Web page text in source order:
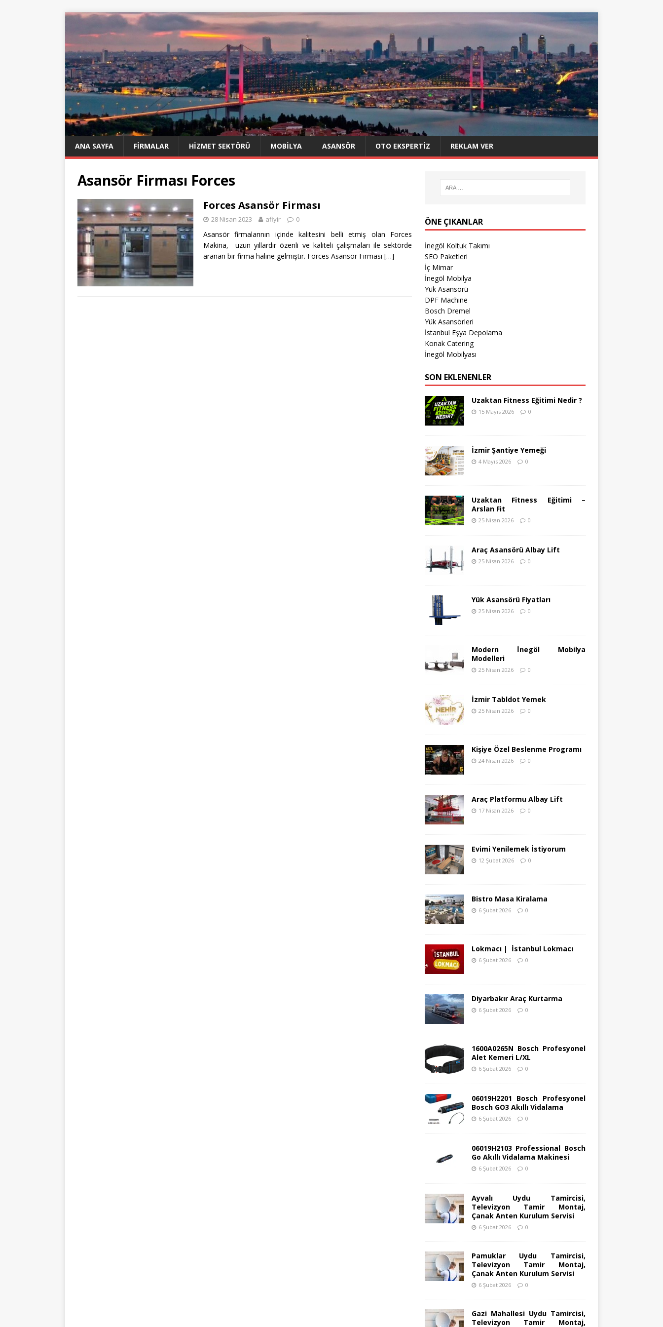
ANA SAYFA FIRMALAR HIZMET SEKTÖRÜ MOBILYA ASANSÖR OTO EKSPERTIZ REKLAM VER
Asansör Firması Forces
Forces Asansör Firması
28 Nisan 2023 afiyir 0
Asansör firmalarının içinde kalitesini belli etmiş olan Forces
Makina, uzun yıllardır özenli ve kaliteli çalışmaları ile sektörde
aranan bir firma haline gelmiştir. Forces Asansör Firması […]
ÖNE ÇIKANLAR
İnegöl Koltuk Takımı
SEO Paketleri
İç Mimar
İnegöl Mobilya
Yük Asansörü
DPF Machine
Bosch Dremel
Yük Asansörleri
İstanbul Eşya Depolama
Konak Catering
İnegöl Mobilyası
SON EKLENENLER
Uzaktan Fitness Eğitimi Nedir ?
15 Mayıs 2026 0
İzmir Şantiye Yemeği
4 Mayıs 2026 0
Uzaktan Fitness Eğitimi –
Arslan Fit
25 Nisan 2026 0
Araç Asansörü Albay Lift
25 Nisan 2026 0
Yük Asansörü Fiyatları
25 Nisan 2026 0
Modern İnegöl Mobilya
Modelleri
25 Nisan 2026 0
İzmir Tabldot Yemek
25 Nisan 2026 0
Kişiye Özel Beslenme Programı
24 Nisan 2026 0
Araç Platformu Albay Lift
17 Nisan 2026 0
Evimi Yenilemek İstiyorum
12 Şubat 2026 0
Bistro Masa Kiralama
6 Şubat 2026 0
Lokmacı | İstanbul Lokmacı
6 Şubat 2026 0
Diyarbakır Araç Kurtarma
6 Şubat 2026 0
1600A0265N Bosch Profesyonel
Alet Kemeri L/XL
6 Şubat 2026 0
06019H2201 Bosch Profesyonel
Bosch GO3 Akıllı Vidalama
6 Şubat 2026 0
06019H2103 Professional Bosch
Go Akıllı Vidalama Makinesi
6 Şubat 2026 0
Ayvalı Uydu Tamircisi,
Televizyon Tamir Montaj,
Çanak Anten Kurulum Servisi
6 Şubat 2026 0
Pamuklar Uydu Tamircisi,
Televizyon Tamir Montaj,
Çanak Anten Kurulum Servisi
6 Şubat 2026 0
Gazi Mahallesi Uydu Tamircisi,
Televizyon Tamir Montaj,